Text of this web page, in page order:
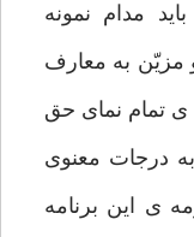
مدام نمونه
مزيّن به معارف
ى تمام نماى حق
درجات معنوى
ى اين برنامه